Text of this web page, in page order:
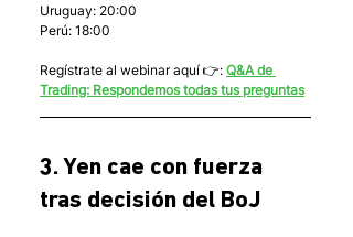
Uruguay: 20:00
Perú: 18:00
Regístrate al webinar aquí 👉: Q&A de
Trading: Respondemos todas tus preguntas
3. Yen cae con fuerza
tras decisión del BoJ